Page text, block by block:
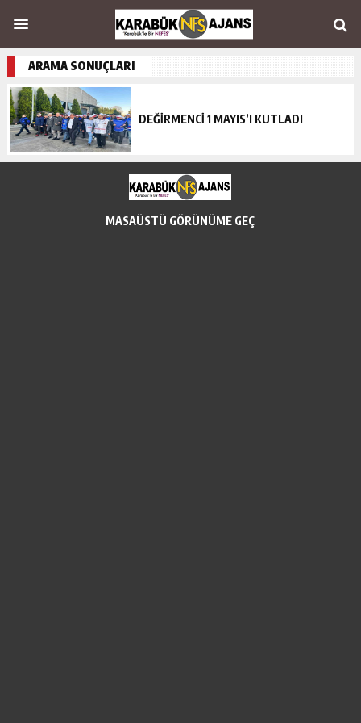
ARAMA SONUÇLARI
DEĞİRMENCİ 1 MAYIS’I KUTLADI
MASAÜSTÜ GÖRÜNÜME GEÇ